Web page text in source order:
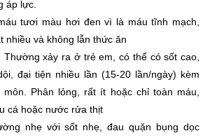
áp lực.
tươi màu hơi đen vì là máu tĩnh mạch,
nhiều và không lẫn thức ăn
Thường xảy ra ở trẻ em, có thể có sốt cao,
đại tiện nhiều lần (15-20 lần/ngày) kèm
Phân lỏng, rất ít hoặc chỉ toàn máu,
cá hoặc nước rửa thịt
nhẹ với sốt nhẹ, đau quặn bụng dọc